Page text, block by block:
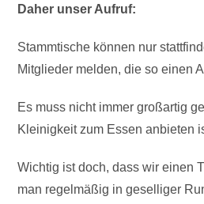
Daher unser Aufruf:
Stammtische können nur
Mitglieder melden, die so einen
Es muss nicht immer großartig
Kleinigkeit zum Essen anbieten
Wichtig ist doch, dass wir einen
man regelmäßig in geselliger